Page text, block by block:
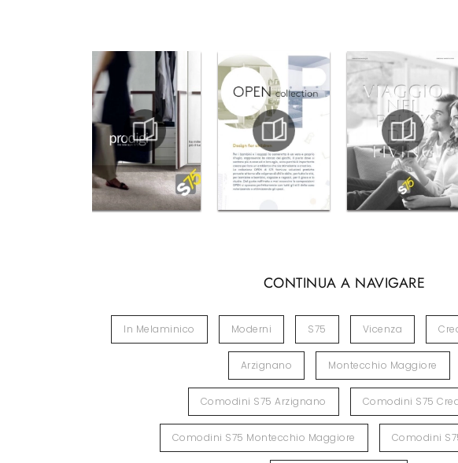
CONTINUA A NAVIGARE
In Melaminico Moderni S75 Vicenza
Arzignano Montecchio Maggiore
Comodini S75 Arzignano Comodini S75
Comodini S75 Montecchio Maggiore Comodini